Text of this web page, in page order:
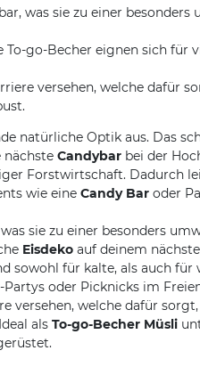
was sie zu einer
go-Becher eignen sich für
versehen, welche dafür
natürliche Optik aus. Das
nächste Candybar bei der
Forstwirtschaft. Dadurch
wie eine Candy Bar oder
sie zu einer besonders
Eisdeko auf deinem
sowohl für kalte, als auch für
oder Picknicks im
versehen, welche dafür sorgt,
als To-go-Becher Müsli